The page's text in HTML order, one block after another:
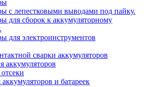
с лепестковыми выводами под пайку.
для сборок к аккумуляторному
для электроинструментов
сварки аккумуляторов
аккумуляторов
и батареек